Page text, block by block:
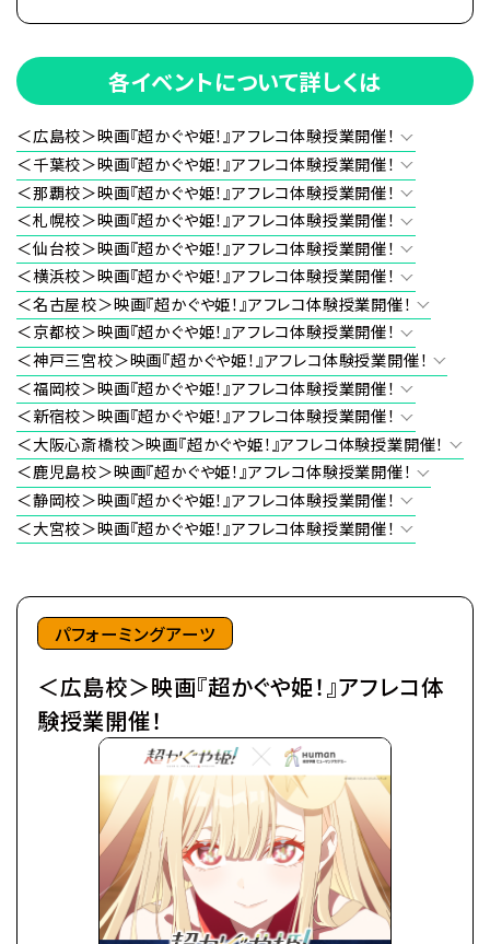
各イベントについて詳しくは
＜広島校＞映画『超かぐや姫！』アフレコ体験授業開催！
＜千葉校＞映画『超かぐや姫！』アフレコ体験授業開催！
＜那覇校＞映画『超かぐや姫！』アフレコ体験授業開催！
＜札幌校＞映画『超かぐや姫！』アフレコ体験授業開催！
＜仙台校＞映画『超かぐや姫！』アフレコ体験授業開催！
＜横浜校＞映画『超かぐや姫！』アフレコ体験授業開催！
＜名古屋校＞映画『超かぐや姫！』アフレコ体験授業開催！
＜京都校＞映画『超かぐや姫！』アフレコ体験授業開催！
＜神戸三宮校＞映画『超かぐや姫！』アフレコ体験授業開催！
＜福岡校＞映画『超かぐや姫！』アフレコ体験授業開催！
＜新宿校＞映画『超かぐや姫！』アフレコ体験授業開催！
＜大阪心斎橋校＞映画『超かぐや姫！』アフレコ体験授業開催！
＜鹿児島校＞映画『超かぐや姫！』アフレコ体験授業開催！
＜静岡校＞映画『超かぐや姫！』アフレコ体験授業開催！
＜大宮校＞映画『超かぐや姫！』アフレコ体験授業開催！
パフォーミングアーツ
＜広島校＞映画『超かぐや姫！』アフレコ体
験授業開催！